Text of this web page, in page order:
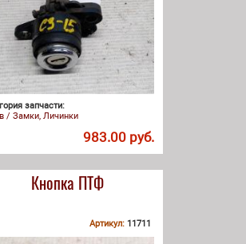
запчасти:
/ Замки, Личинки
983.00 руб.
Кнопка ПТФ
Артикул: 11711